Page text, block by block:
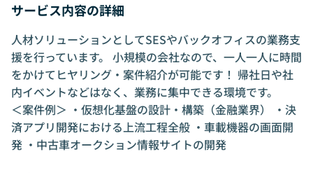
サービス内容の詳細
人材ソリューションとしてSESやバックオフィスの業務支
援を行っています。 小規模の会社なので、一人一人に時間
をかけてヒヤリング・案件紹介が可能です！ 帰社日や社
内イベントなどはなく、業務に集中できる環境です。
＜案件例＞ ・仮想化基盤の設計・構築（金融業界） ・決
済アプリ開発における上流工程全般 ・車載機器の画面開
発 ・中古車オークション情報サイトの開発